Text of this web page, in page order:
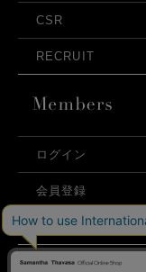
CSR
RECRUIT
ログイン
会員登録
利用規約
お問い合わせ